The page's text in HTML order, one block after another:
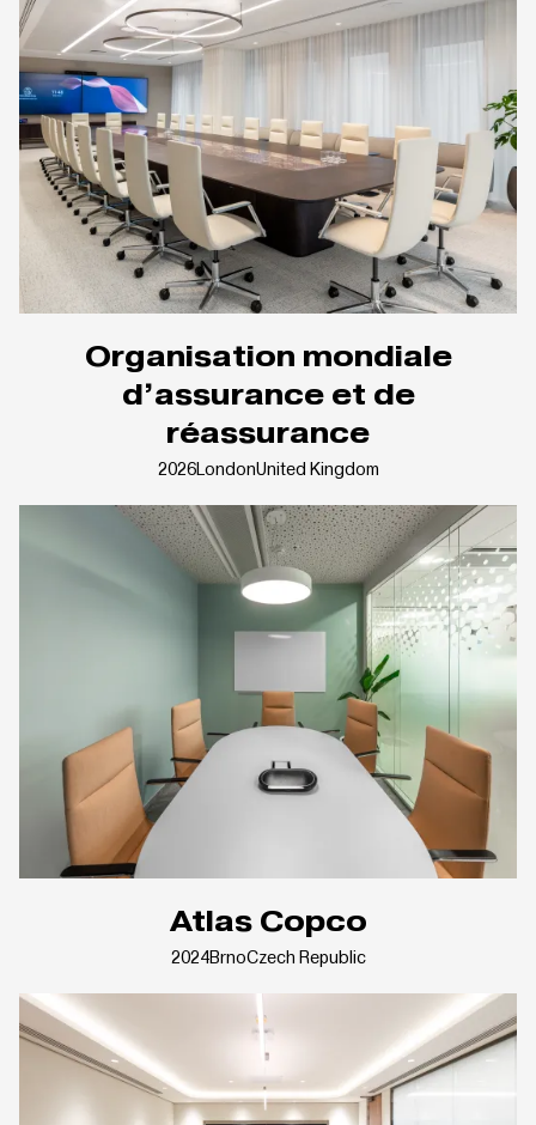
Organisation mondiale
d’assurance et de
réassurance
2026LondonUnited Kingdom
Atlas Copco
2024BrnoCzech Republic